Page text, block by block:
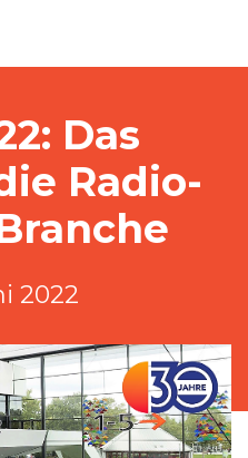
Das
Radio-
2022